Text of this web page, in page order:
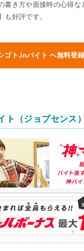
書き方や面接時の心得な
も好評です。
ゴト.inバイト へ無料登録
ト（ジョブセンス）